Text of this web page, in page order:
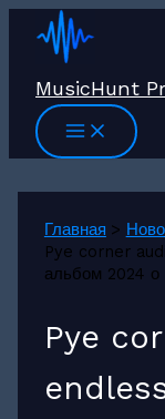
Перейти
MusicHunt
Главная
Pye corner
альбом 2024 о
Pye